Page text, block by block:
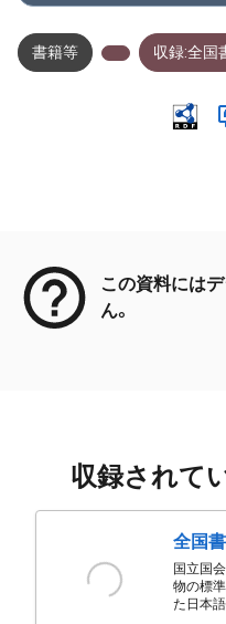
書籍等 収録:全国
この資料には
ん。
収録されて
全国
国立国
物の標
た日本